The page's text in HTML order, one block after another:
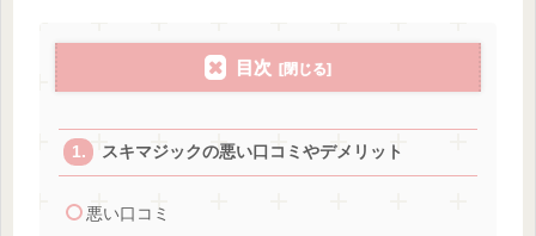
目次
スキマジックの悪い口コミやデメリット
悪い口コミ